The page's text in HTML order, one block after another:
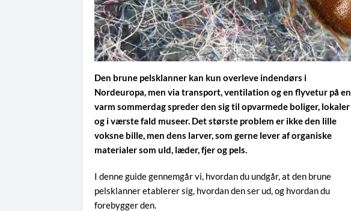
Den brune pelsklanner kan kun overleve indendørs i
Nordeuropa, men via transport, ventilation og en flyvetur på en
varm sommerdag spreder den sig til opvarmede boliger, lokaler
og i værste fald museer. Det største problem er ikke den lille
voksne bille, men dens larver, som gerne lever af organiske
materialer som uld, læder, fjer og pels.
I denne guide gennemgår vi, hvordan du undgår, at den brune
pelsklanner etablerer sig, hvordan den ser ud, og hvordan du
forebygger den.